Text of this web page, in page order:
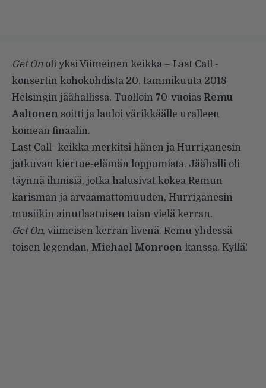
Get Onoli yksi Viimeinen keikka – Last Call -
konsertin kohokohdista 20. tammikuuta 2018
Helsingin jäähallissa. Tuolloin 70-vuoias Remu
Aaltonen soitti ja lauloi värikkäälle uralleen
komean finaalin.
Last Call -keikka merkitsi hänen ja Hurriganesin
jatkuvan kiertue-elämän loppumista. Jäähalli oli
täynnä ihmisiä, jotka halusivat kokea Remun
karisman ja arvaamattomuuden, Hurriganesin
musiikin ainutlaatuisen taian vielä kerran.
Get On, viimeisen kerran livenä. Remu yhdessä
toisen legendan, Michael Monroen kanssa. Kyllä!